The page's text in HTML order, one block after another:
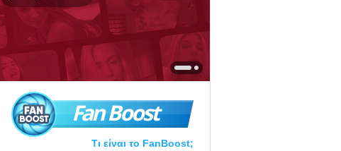
Fan Boost
Τι είναι το FanBoost;